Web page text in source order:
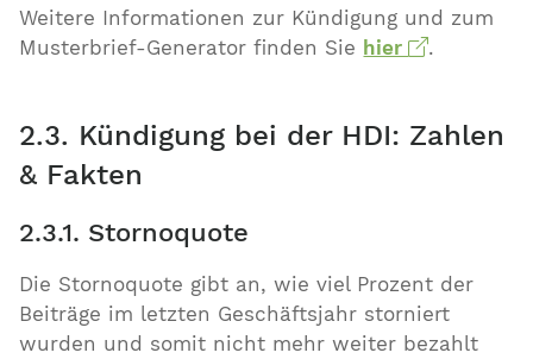
Weitere Informationen zur Kündigung und zum
Musterbrief-Generator finden Sie hier .
2.3. Kündigung bei der HDI: Zahlen
& Fakten
2.3.1. Stornoquote
Die Stornoquote gibt an, wie viel Prozent der
Beiträge im letzten Geschäftsjahr storniert
wurden und somit nicht mehr weiter bezahlt